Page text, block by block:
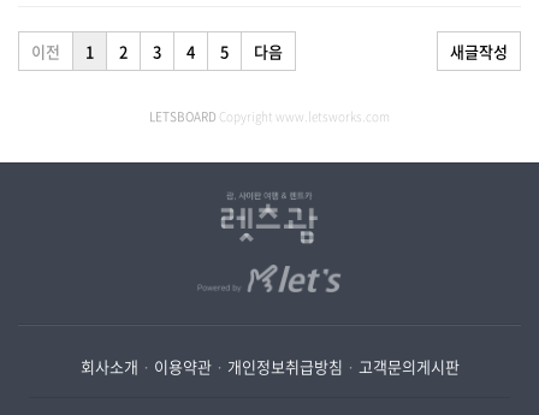
이전 1 2 3 4 5 다음 새글작성
LETSBOARD Copyright www.letsworks.com
회사소개 · 이용약관· 개인정보취급방침 · 고객문의게시판